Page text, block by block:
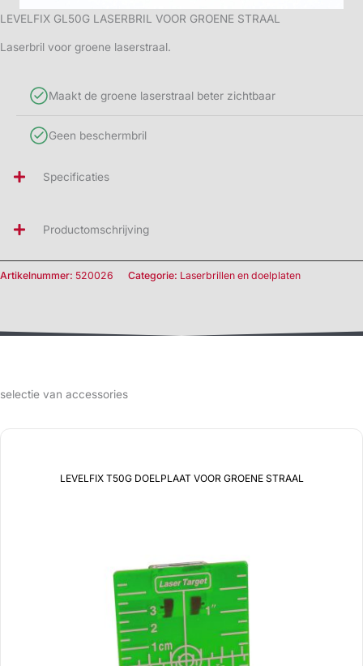
LEVELFIX GL50G LASERBRIL VOOR GROENE STRAAL
Laserbril voor groene laserstraal.
Maakt de groene laserstraal beter zichtbaar
Geen beschermbril
Specificaties
Productomschrijving
Artikelnummer: 520026 Categorie: Laserbrillen en doelplaten
selectie van accessories
LEVELFIX T50G DOELPLAAT VOOR GROENE STRAAL